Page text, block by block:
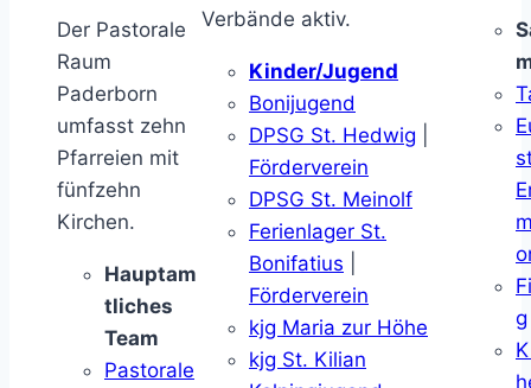
Der Pastorale
Raum
Paderborn
umfasst zehn
Pfarreien mit
fünfzehn
Kirchen.
Hauptam
tliches
Team
Pastorale
Verbände aktiv.
Kinder/Jugend
Bonijugend
DPSG St. Hedwig
Förderverein
DPSG St. Meinolf
Ferienlager St.
Bonifatius
Förderverein
kjg Maria zur Höhe
kjg St. Kilian
g